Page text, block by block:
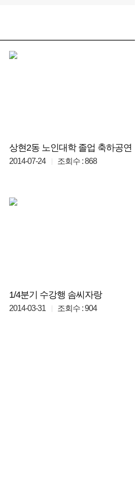
상현2동 노인대학 졸업 축하공연
2014-07-24 조회수 : 868
1/4분기 수강행 솜씨자랑
2014-03-31 조회수 : 904